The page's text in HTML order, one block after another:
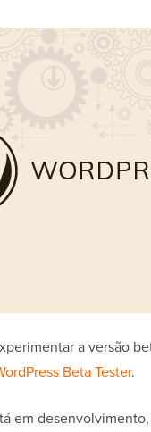
a versão
Beta Tester.
em